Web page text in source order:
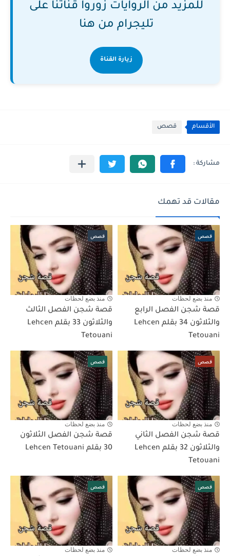
للمزيد من الروايات زوروا قناتنا على
تليجرام من هنا
زيارة القناة
الأقسام قصص
مقالات قد تهمك
قصص
منذ بضع لحظات
قصة شجن الفصل الرابع
والثلاثون 34 بقلم Lehcen
Tetouani
قصص
منذ بضع لحظات
قصة شجن الفصل الثالث
والثلاثون 33 بقلم Lehcen
Tetouani
قصص
منذ بضع لحظات
قصة شجن الفصل الثاني
والثلاثون 32 بقلم Lehcen
Tetouani
قصص
منذ بضع لحظات
قصة شجن الفصل الثلاثون
30 بقلم Lehcen Tetouani
قصص
منذ بضع لحظات
قصص
منذ بضع لحظات